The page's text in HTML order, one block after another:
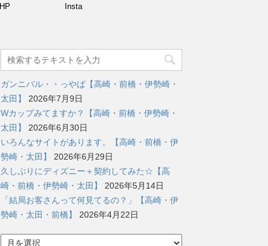
Insta
ガンニバル・・っやば【高崎・前橋・伊勢崎・
太田】
2026年7月9日
Wカップみてますか？【高崎・前橋・伊勢崎・
太田】
2026年6月30日
いろんなサイトがあります。【高崎・前橋・伊
勢崎・太田】
2026年6月29日
久しぶりにディズニー＋契約してみた☆【高
崎・前橋・伊勢崎・太田】
2026年5月14日
「結局お客さんって何見てるの？」【高崎・伊
勢崎・太田・前橋】
2026年4月22日